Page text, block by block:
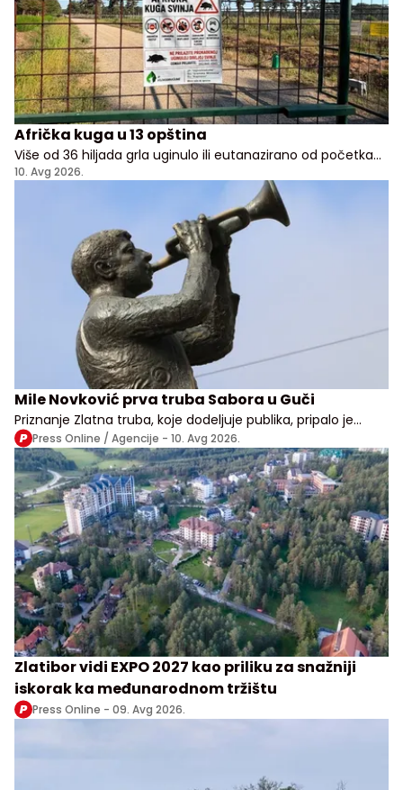
Afrička kuga u 13 opština
Više od 36 hiljada grla uginulo ili eutanazirano od početka
godine u Srbiji, kažu u Upravi za šume
10. Avg 2026.
Mile Novković prva truba Sabora u Guči
Priznanje Zlatna truba, koje dodeljuje publika, pripalo je
Vladimiru Kuzmanoviću
Press Online / Agencije - 10. Avg 2026.
Zlatibor vidi EXPO 2027 kao priliku za snažniji
iskorak ka međunarodnom tržištu
Press Online - 09. Avg 2026.